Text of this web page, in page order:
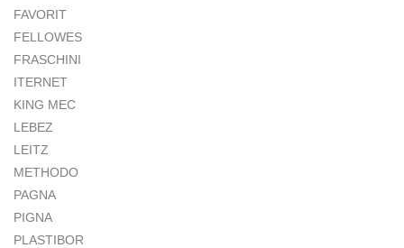
FAVORIT
FELLOWES
FRASCHINI
ITERNET
KING MEC
LEBEZ
LEITZ
METHODO
PAGNA
PIGNA
PLASTIBOR